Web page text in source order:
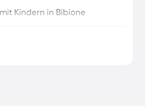
Kindern in Bibione
am Meer in